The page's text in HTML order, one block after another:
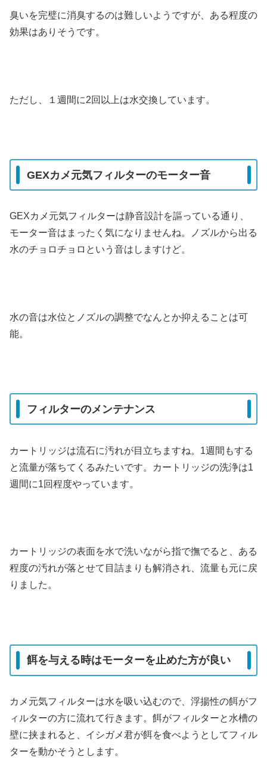
臭いを完璧に消臭するのは難しいようですが、ある程度の
効果はありそうです。
ただし、１週間に2回以上は水交換しています。
GEXカメ元気フィルターのモーター音
GEXカメ元気フィルターは静音設計を謳っている通り、
モーター音はまったく気になりませんね。ノズルから出る
水のチョロチョロという音はしますけど。
水の音は水位とノズルの調整でなんとか抑えることは可
能。
フィルターのメンテナンス
カートリッジは流石に汚れが目立ちますね。1週間もする
と流量が落ちてくるみたいです。カートリッジの洗浄は1
週間に1回程度やっています。
カートリッジの表面を水で洗いながら指で撫でると、ある
程度の汚れが落とせて目詰まりも解消され、流量も元に戻
りました。
餌を与える時はモーターを止めた方が良い
カメ元気フィルターは水を吸い込むので、浮揚性の餌がフ
ィルターの方に流れて行きます。餌がフィルターと水槽の
壁に挟まれると、イシガメ君が餌を食べようとしてフィル
ターを動かそうとします。